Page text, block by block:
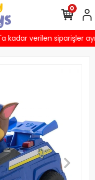
kadar verilen siparişler
0